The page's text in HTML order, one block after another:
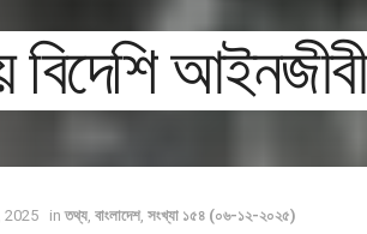
2025 in তথ্য, বাংলাদেশ, সংখ্যা ১৫৪ (০৬-১২-২০২৫)